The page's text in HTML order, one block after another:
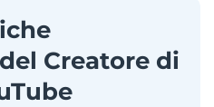
Creatore di